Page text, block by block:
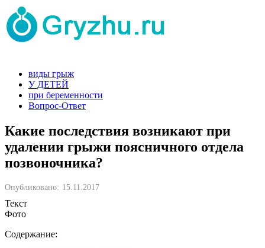
виды грыж
У ДЕТЕЙ
при беременности
Вопрос-Ответ
Какие последствия возникают при
удалении грыжи поясничного отдела
позвоночника?
Опубликовано: 15.11.2017
Текст
Фото
Содержание: